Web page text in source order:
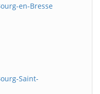
en-Bresse
Saint-